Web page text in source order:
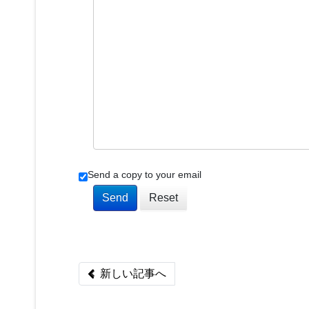
Send a copy to your email
Send Reset
Previous article: Joomlaを構築したい方へ
新しい記事へ